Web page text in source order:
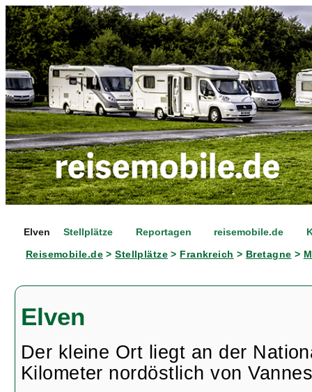
Elven Stellplätze Reportagen reisemobile.de
Reisemobile.de>Stellplätze > Frankreich > Bretagne >
Elven
Der kleine Ort liegt an der
Kilometer nordöstlich von